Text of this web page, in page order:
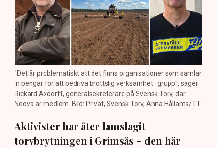
"Det är problematiskt att det finns organisationer som samlar
in pengar för att bedriva brottslig verksamhet i grupp", säger
Rickard Axdorff, generalsekreterare på Svensk Torv, där
Neova är medlem. Bild: Privat, Svensk Torv, Anna Hållams/TT
Aktivister har åter lamslagit
torvbrytningen i Grimsås – den här